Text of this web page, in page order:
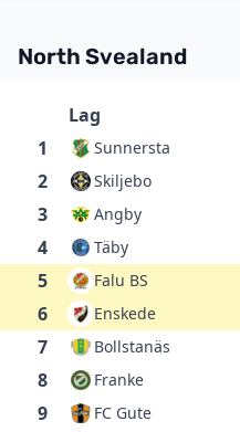
North Svealand
Lag
1
Sunnersta
2 Skiljebo
3 Angby
4 Täby
5 Falu BS
6 Enskede
7 Bollstanäs
8 Franke
9 FC Gute